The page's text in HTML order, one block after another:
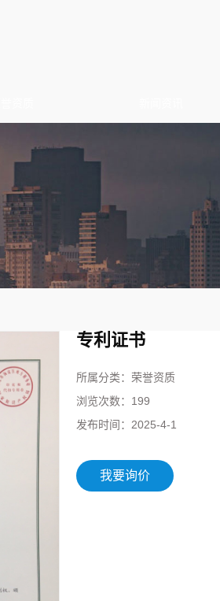
专利证书
所属分类： 荣誉资质
浏览次数： 199
发布时间： 2025-4-1
我要询价